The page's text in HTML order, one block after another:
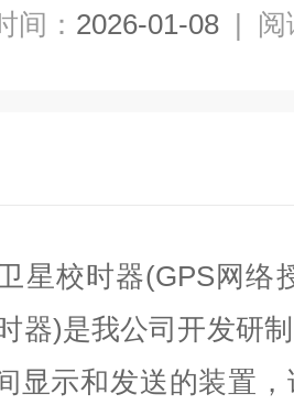
间： 2026-01-08 | 阅
星校时器(GPS 网络
器)是我公司开发研
显示和发送的装置